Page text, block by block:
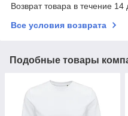
Возврат товара в течение
Все условия возврата
Подобные товары